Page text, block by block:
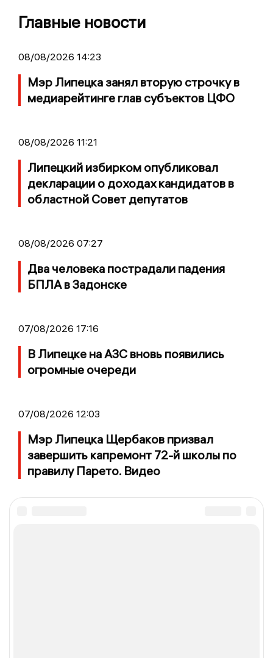
Главные новости
08/08/2026 14:23
Мэр Липецка занял вторую строчку в
медиарейтинге глав субъектов ЦФО
08/08/2026 11:21
Липецкий избирком опубликовал
декларации о доходах кандидатов в
областной Совет депутатов
08/08/2026 07:27
Два человека пострадали падения
БПЛА в Задонске
07/08/2026 17:16
В Липецке на АЗС вновь появились
огромные очереди
07/08/2026 12:03
Мэр Липецка Щербаков призвал
завершить капремонт 72-й школы по
правилу Парето. Видео